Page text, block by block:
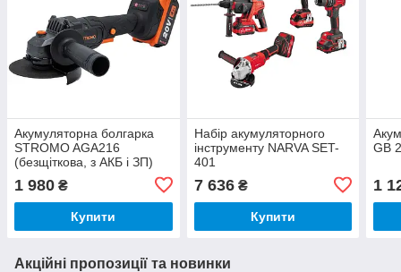
Акумуляторна болгарка
STROMO AGA216
(безщіткова, з АКБ і ЗП)
1 980 ₴
Купити
Набір акумуляторного
інструменту NARVA SET-
401
7 636₴
Купити
GB
1
Акційні пропозиції та новинки